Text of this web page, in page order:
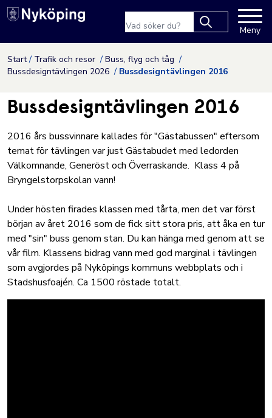
Hoppa till innehåll
Nyköpings kommuns
results.
Meny
Start Trafik och resor
Buss, flyg och tåg
Bussdesigntävlingen 2026
Bussdesigntävlingen 2016
Bussdesigntävlingen 2016
2016 års bussvinnare kallades för "Gästabussen" eftersom
temat för tävlingen var just Gästabudet med ledorden
Välkomnande, Generöst och Överraskande. Klass 4 på
Bryngelstorpskolan vann!
Under hösten firades klassen med tårta, men det var först
början av året 2016 som de fick sitt stora pris, att åka en tur
med "sin" buss genom stan. Du kan hänga med genom att se
vår film. Klassens bidrag vann med god marginal i tävlingen
som avgjordes på Nyköpings kommuns webbplats och i
Stadshusfoajén. Ca 1500 röstade totalt.